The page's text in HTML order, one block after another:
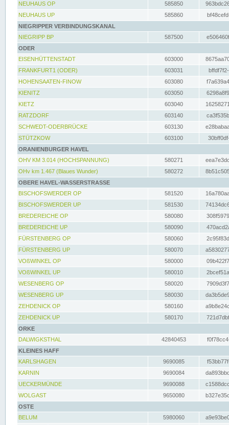
NEUHAUS OP
585850
NEUHAUS UP
585860
NIEGRIPPER VERBINDUNGSKANAL
NIEGRIPP BP
587500
ODER
EISENHÜTTENSTADT
603000
FRANKFURT1 (ODER)
603031
HOHENSAATEN-FINOW
603080
KIENITZ
603050
KIETZ
603040
RATZDORF
603140
SCHWEDT-ODERBRÜCKE
603130
STÜTZKOW
603100
ORANIENBURGER HAVEL
OHV KM 3.014 (HOCHSPANNUNG)
580271
OHv km 1.467 (Blaues Wunder)
580272
OBERE HAVEL-WASSERSTRASSE
BISCHOFSWERDER OP
581520
BISCHOFSWERDER UP
581530
BREDEREICHE OP
580080
BREDEREICHE UP
580090
FÜRSTENBERG OP
580060
FÜRSTENBERG UP
580070
VOßWINKEL OP
580000
VOßWINKEL UP
580010
WESENBERG OP
580020
WESENBERG UP
580030
ZEHDENICK OP
580160
ZEHDENICK UP
580170
ORKE
DALWIGKSTHAL
42840453
KLEINES HAFF
KARLSHAGEN
9690085
KARNIN
9690084
UECKERMÜNDE
9690088
WOLGAST
9650080
OSTE
BELUM
5980060